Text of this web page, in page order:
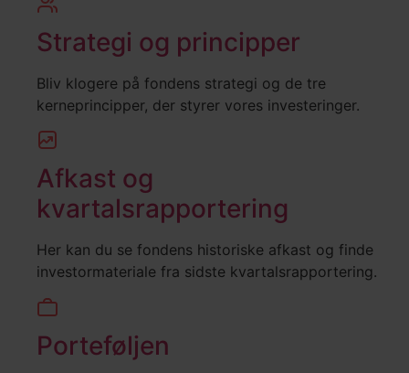
Strategi og principper
Bliv klogere på fondens strategi og de tre
kerneprincipper, der styrer vores investeringer.
Afkast og
kvartalsrapportering
Her kan du se fondens historiske afkast og finde
investormateriale fra sidste kvartalsrapportering.
Porteføljen